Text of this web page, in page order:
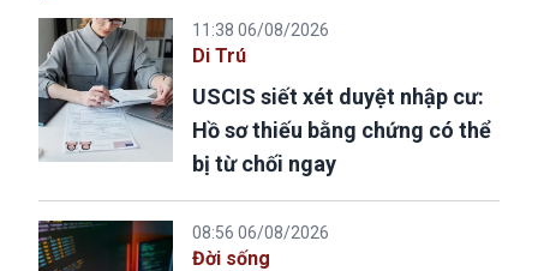
11:38 06/08/2026
Di Trú
USCIS siết xét duyệt nhập cư:
Hồ sơ thiếu bằng chứng có thể
bị từ chối ngay
08:56 06/08/2026
Đời sống